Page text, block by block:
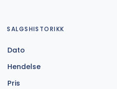
SALGSHISTORIKK
Dato
Hendelse
Pris